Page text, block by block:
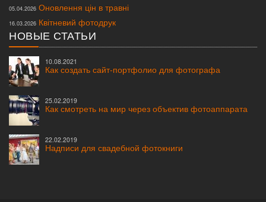
05.04.2026 Оновлення цін в травні
16.03.2026 Квітневий фотодрук
НОВЫЕ СТАТЬИ
10.08.2021
Как создать сайт-портфолио для фотографа
25.02.2019
Как смотреть на мир через объектив фотоаппарата
22.02.2019
Надписи для свадебной фотокниги